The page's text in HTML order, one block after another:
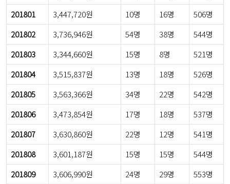
201801
3,447,720원 10명 16명
506명
201802
3,736,946원 54명 38명
544명
201803
3,344,660원 15명 8명
521명
201804
3,515,837원 13명 18명
526명
201805
3,563,366원 34명 22명
542명
201806
3,473,854원 17명 18명
537명
201807
3,630,860원 22명 12명
541명
201808
3,601,187원 15명 15명
544명
201809
3,606,990원 24명 29명
553명